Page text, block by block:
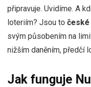
připravuje. Uvidíme. A
loteriím? Jsou to české
svým působením na
nižším daněním, předčí
Jak funguje